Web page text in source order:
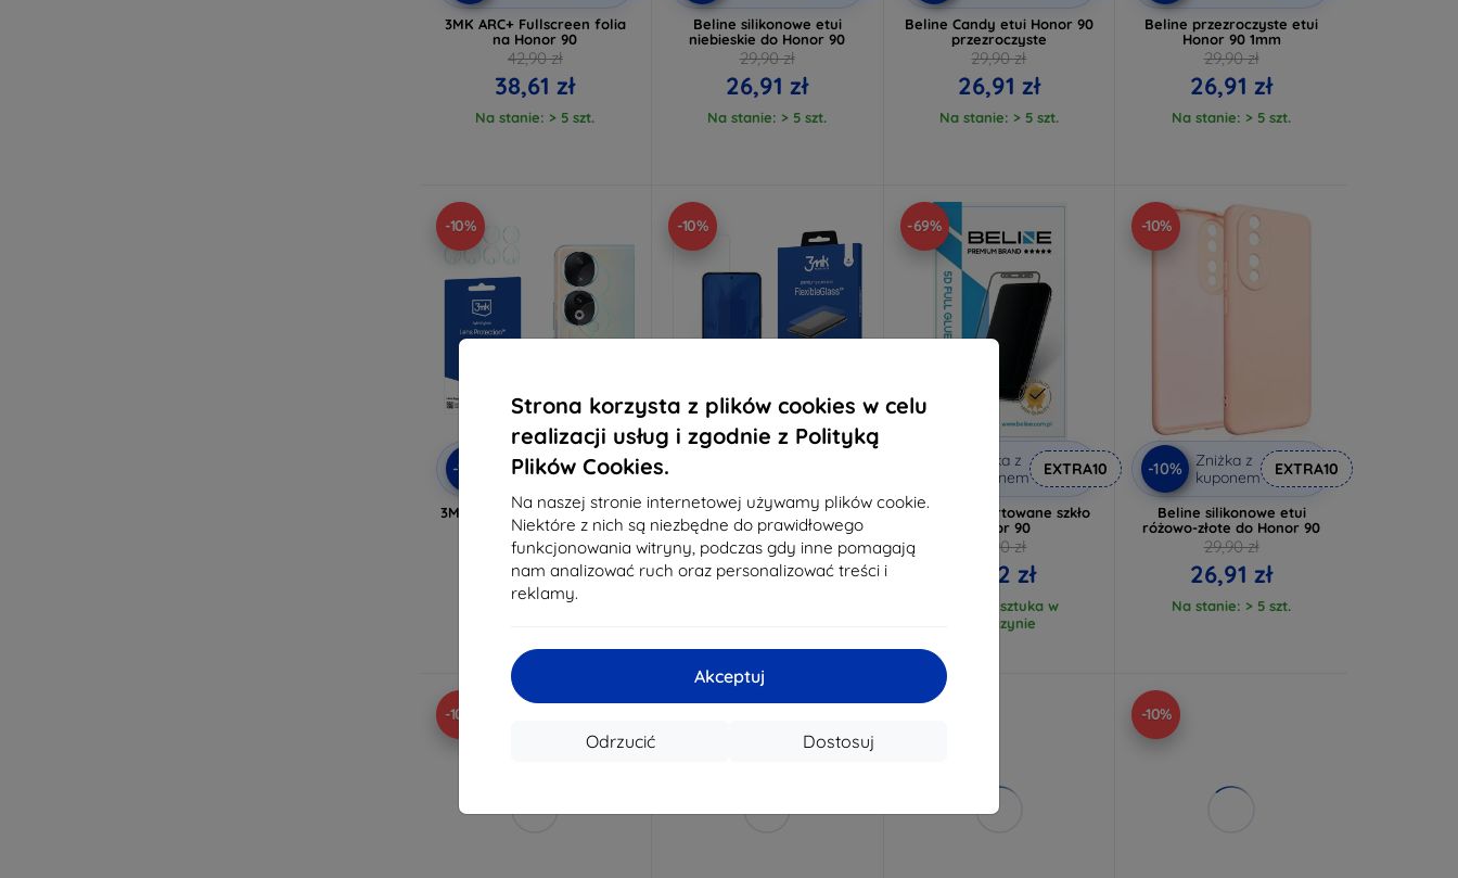
Strona korzysta z plików cookies w celu
realizacji usług i zgodnie z Polityką
Plików Cookies.
Na naszej stronie internetowej używamy plików cookie.
Niektóre z nich są niezbędne do prawidłowego
funkcjonowania witryny, podczas gdy inne pomagają
nam analizować ruch oraz personalizować treści i
reklamy.
Akceptuj
Dostosuj
Odrzucić
3MK ARC+ Fullscreen folia
na Honor 90
42,90 zł
38,61 zł
Na stanie: > 5 szt.
Beline silikonowe etui
niebieskie do Honor 90
29,90 zł
26,91 zł
Na stanie: > 5 szt.
Beline Candy etui Honor 90
przezroczyste
29,90 zł
26,91 zł
Na stanie: > 5 szt.
Beline przezroczyste etui
Honor 90 1mm
29,90 zł
26,91 zł
Na stanie: > 5 szt.
-10%
-10%
Zniżka z
kuponem
EXTRA10
3MK Lens Protect do Honor
90 4 szt
33,90 zł
30,50 zł
Na stanie: 2 szt.
-10%
3MK FlexibleGlass
hybrydowe szkło hartowane
na Honor 90 Smart
38,90 zł
-69%
Zniżka z
kuponem
EXTRA10
Beline 5D hartowane szkło
Honor 90
25,90 zł
8,02 zł
Ostatnia sztuka w
magazynie
-10%
-10%
Zniżka z
kuponem
EXTRA10
Beline silikonowe etui
różowo-złote do Honor 90
29,90 zł
26,91 zł
Na stanie: > 5 szt.
-10% -10%